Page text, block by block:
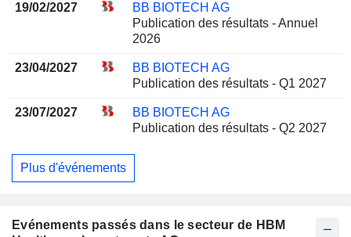
19/02/2027
BB BIOTECH AG
Publication des résultats - Annuel
2026
23/04/2027
BB BIOTECH AG
Publication des résultats - Q1 2027
23/07/2027
BB BIOTECH AG
Publication des résultats - Q2 2027
Plus d'événements
Evénements passés dans le secteur de HBM